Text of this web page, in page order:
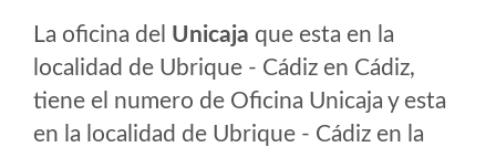
La oficina del Unicaja que esta en la
localidad de Ubrique - Cádiz en Cádiz,
tiene el numero de Oficina Unicaja y esta
en la localidad de Ubrique - Cádiz en la